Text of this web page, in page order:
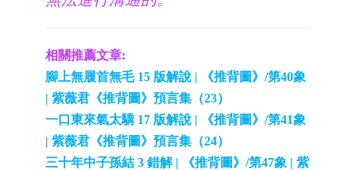
相關推薦文章:
腳上無履首無毛 15 版解說 | 《推背圖》/第40象
| 紫薇君《推背圖》預言集（23）
一口東來氣太驕 17 版解說 | 《推背圖》/第41象
| 紫薇君《推背圖》預言集（24）
三十年中子孫結 3 錯解 | 《推背圖》/第47象 | 紫